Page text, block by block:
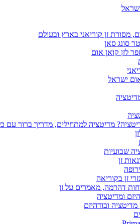
מסורת זן קוריאני בארץ ובעולם
סונג סאן
לזן קואן אום
ישראל
מדיטציה למתחילים, מדריך ברור עם
שבועיות
זן
זן בקוריאה
דהרמה, מאמרים על זן
ומדיטציה
מדיטציה ובודהיזם